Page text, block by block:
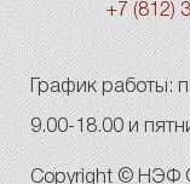
+7 (812)
График работы:
9.00-18.00 и
Copyright © НЭФ